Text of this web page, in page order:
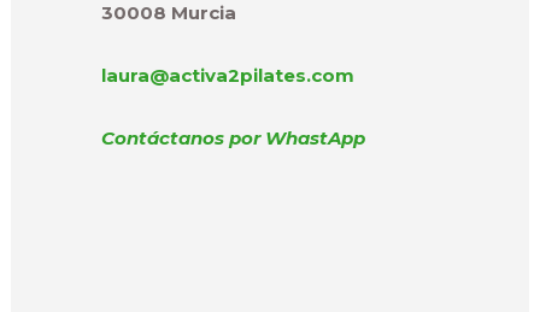
30008 Murcia
laura@activa2pilates.com
Contáctanos por WhastApp